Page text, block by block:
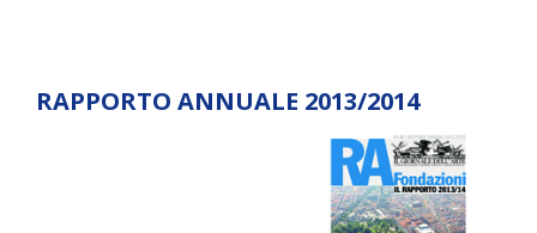
RAPPORTO ANNUALE 2013/2014